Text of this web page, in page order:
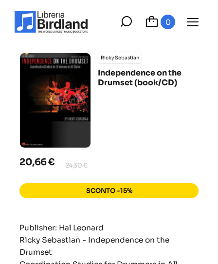
0
Ricky Sebastian
Independence on the
Drumset (book/CD)
20,66 € 24,30 €
SCONTO -15%
Publisher: Hal Leonard
Ricky Sebastian - Independence on the
Drumset